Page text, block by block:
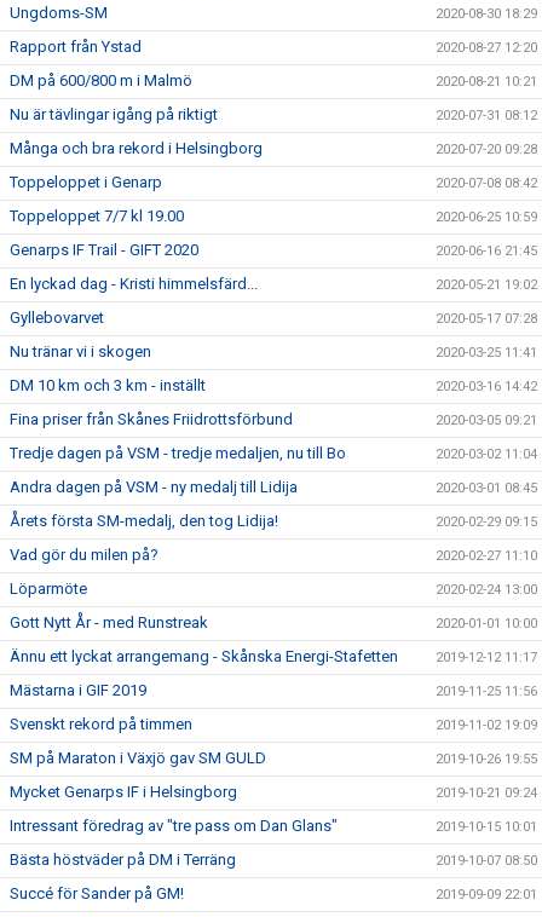
Ungdoms-SM 2020-08-30 18:29
Rapport från Ystad 2020-08-27 12:20
DM på 600/800 m i Malmö 2020-08-21 10:21
Nu är tävlingar igång på riktigt 2020-07-31 08:12
Många och bra rekord i Helsingborg 2020-07-20 09:28
Toppeloppet i Genarp 2020-07-08 08:42
Toppeloppet 7/7 kl 19.00 2020-06-25 10:59
Genarps IF Trail - GIFT 2020 2020-06-16 21:45
En lyckad dag - Kristi himmelsfärd... 2020-05-21 19:02
Gyllebovarvet 2020-05-17 07:28
Nu tränar vi i skogen 2020-03-25 11:41
DM 10 km och 3 km - inställt 2020-03-16 14:42
Fina priser från Skånes Friidrottsförbund 2020-03-05 09:21
Tredje dagen på VSM - tredje medaljen, nu till Bo 2020-03-02 11:04
Andra dagen på VSM - ny medalj till Lidija 2020-03-01 08:45
Årets första SM-medalj, den tog Lidija! 2020-02-29 09:15
Vad gör du milen på? 2020-02-27 11:10
Löparmöte 2020-02-24 13:00
Gott Nytt År - med Runstreak 2020-01-01 10:00
Ännu ett lyckat arrangemang - Skånska Energi-Stafetten 2019-12-12 11:17
Mästarna i GIF 2019 2019-11-25 11:56
Svenskt rekord på timmen 2019-11-02 19:09
SM på Maraton i Växjö gav SM GULD 2019-10-26 19:55
Mycket Genarps IF i Helsingborg 2019-10-21 09:24
Intressant föredrag av "tre pass om Dan Glans" 2019-10-15 10:01
Bästa höstväder på DM i Terräng 2019-10-07 08:50
Succé för Sander på GM! 2019-09-09 22:01